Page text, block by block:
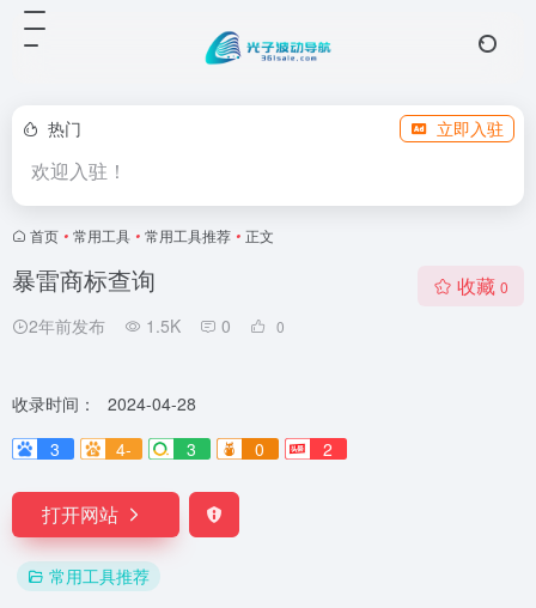
热门 立即入驻
欢迎入驻！
首页 • 常用工具 • 常用工具推荐 • 正文
暴雷商标查询
2年前发布 1.5K 0 0
收藏 0
收录时间：
2024-04-28
3
4- 3 0 2
打开网站
常用工具推荐